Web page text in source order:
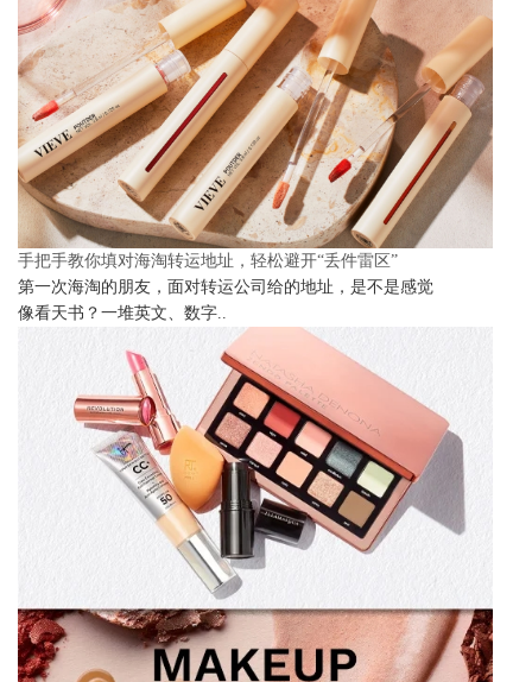
手把手教你填对海淘转运地址，轻松避开“丢件雷区”
第一次海淘的朋友，面对转运公司给的地址，是不是感觉
像看天书？一堆英文、数字..